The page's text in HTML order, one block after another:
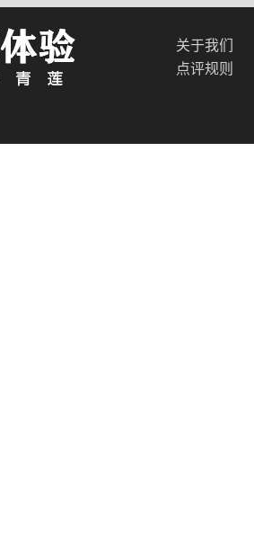
关于我们
点评规则